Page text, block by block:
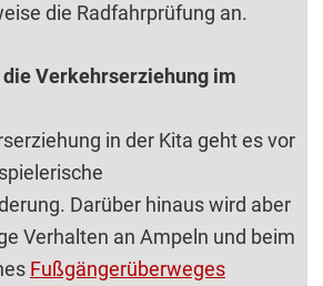
die Radfahrprüfung an.
Verkehrserziehung im
in der Kita geht es vor
Darüber hinaus wird aber
Verhalten an Ampeln und beim
Fußgängerüberweges